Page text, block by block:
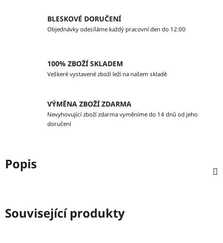
BLESKOVÉ DORUČENÍ
Objednávky odesíláme každý pracovní den do 12:00
100% ZBOŽÍ SKLADEM
Veškeré vystavené zboží leží na našem skladě
VÝMĚNA ZBOŽÍ ZDARMA
Nevyhovující zboží zdarma vyměníme do 14 dnů od jeho
doručení
Popis
Související produkty